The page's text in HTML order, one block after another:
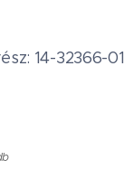
14-32366-01